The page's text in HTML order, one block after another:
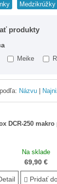
Medzikrúžky
produkty
Meike
Názvu
DCR-250
Na sklade
69,90 €
Pridať